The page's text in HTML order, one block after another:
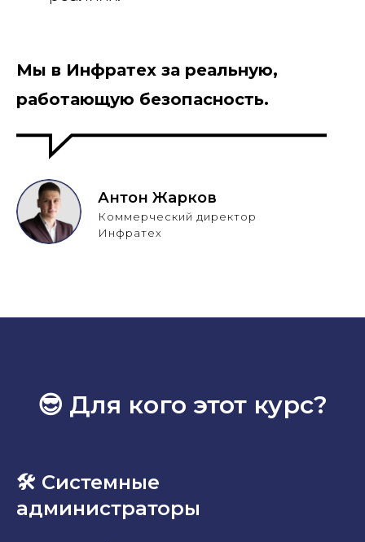
Мы в Инфратех за реальную,
работающую безопасность.
Антон Жарков
Коммерческий директор
Инфратех
😎 Для кого этот курс?
🛠 Системные
администраторы